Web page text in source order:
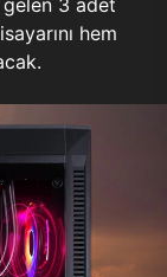
3 adet
hem